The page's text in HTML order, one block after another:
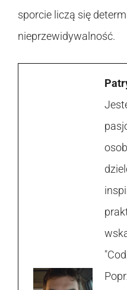
sporcie liczą się
nieprzewidywalność.